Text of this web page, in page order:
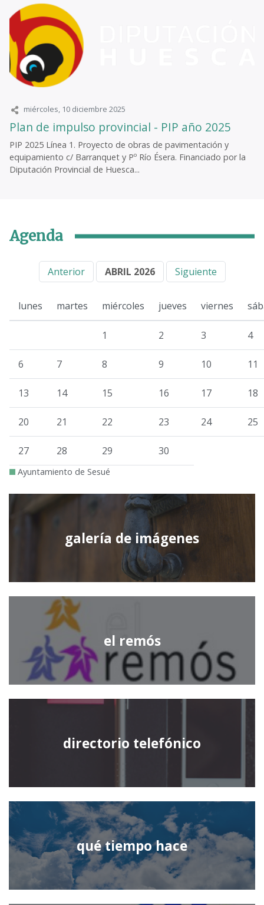
miércoles, 10 diciembre 2025
Plan de impulso provincial - PIP año 2025
PIP 2025 Línea 1. Proyecto de obras de pavimentación y
equipamiento c/ Barranquet y Pº Río Ésera. Financiado por la
Diputación Provincial de Huesca...
Agenda
Anterior ABRIL 2026 Siguiente
lunes martes miércoles jueves viernes
1 2 3 4
6 7 8 9 10 11
13 14 15 16 17 18
20 21 22 23 24 25
27 28 29 30
Ayuntamiento de Sesué
galería de imágenes
el remós
directorio telefónico
qué tiempo hace